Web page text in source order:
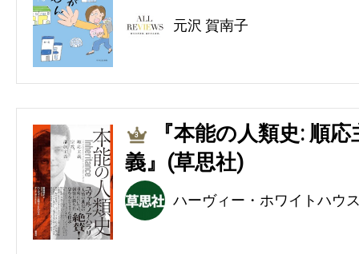
元沢 賀南子
3
『本能の人類史: 順
義』(草思社)
ハーヴィー・ホワイトハウ